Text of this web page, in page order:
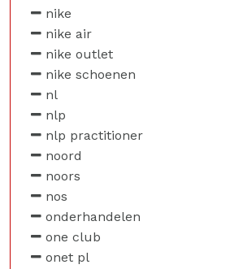
nike
nike air
nike outlet
nike schoenen
nl
nlp
nlp practitioner
noord
noors
nos
onderhandelen
one club
onet pl